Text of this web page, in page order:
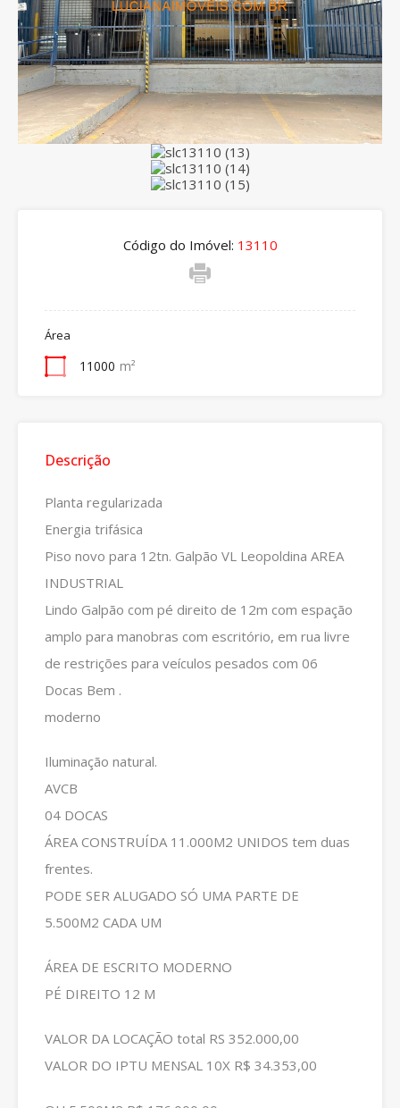
Código do Imóvel: 13110
Área
11000 m²
Descrição
Planta regularizada
Energia trifásica
Piso novo para 12tn. Galpão VL Leopoldina AREA
INDUSTRIAL
Lindo Galpão com pé direito de 12m com espação
amplo para manobras com escritório, em rua livre
de restrições para veículos pesados com 06
Docas Bem .
moderno
Iluminação natural.
AVCB
04 DOCAS
ÁREA CONSTRUÍDA 11.000M2 UNIDOS tem duas
frentes.
PODE SER ALUGADO SÓ UMA PARTE DE
5.500M2 CADA UM
ÁREA DE ESCRITO MODERNO
PÉ DIREITO 12 M
VALOR DA LOCAÇÃO total RS 352.000,00
VALOR DO IPTU MENSAL 10X R$ 34.353,00